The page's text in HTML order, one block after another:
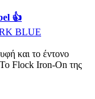
👍
BLUE
και το έντονο
Flock Iron-On της